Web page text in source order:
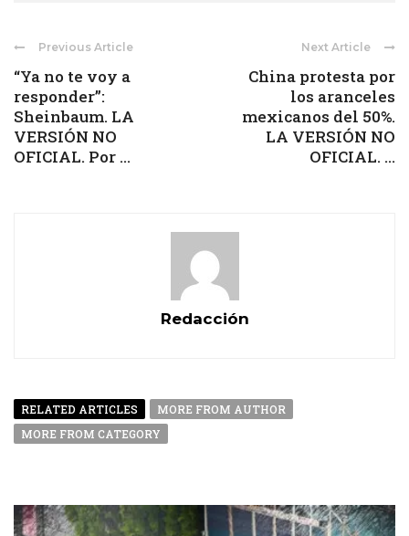
Previous Article
“Ya no te voy a
responder”:
Sheinbaum. LA
VERSIÓN NO
OFICIAL. Por ...
Next Article
China protesta por
los aranceles
mexicanos del 50%.
LA VERSIÓN NO
OFICIAL. ...
Redacción
RELATED ARTICLES
MORE FROM AUTHOR
MORE FROM CATEGORY